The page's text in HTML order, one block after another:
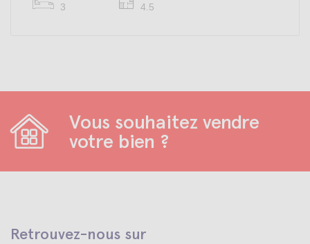
3 4.5
Vous souhaitez vendre
votre bien ?
Retrouvez-nous sur